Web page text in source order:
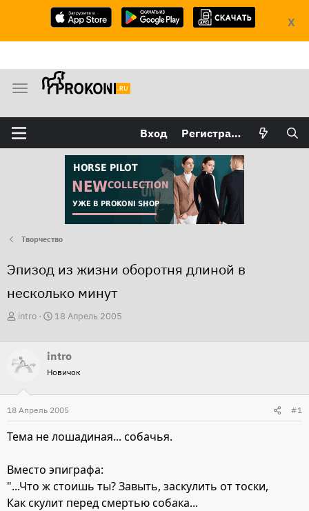
X
М
н
ю
Вход Регистрация
Творчество
Эпизод из жизни оборотня длиной в
несколько минут
А
о
т
е
intro
Д
а
ч
18 Апрель 2005
intro
Новичок
18 Апрель 2005 #1
Тема не лошадиная... собачья.
Вместо эпиграфа:
"...Что ж стоишь ты? Завыть, заскулить от тоски,
Как скулит перед смертью собака...